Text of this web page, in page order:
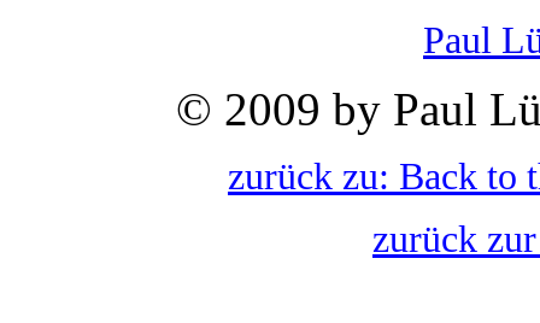
Paul
© 2009 by Paul
zurück zu: Back to
zurück